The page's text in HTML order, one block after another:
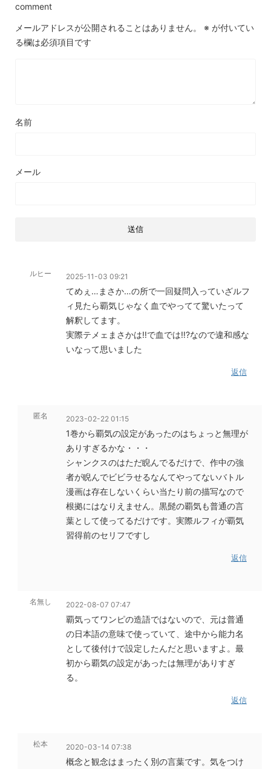
comment
メールアドレスが公開されることはありません。 ※ が付いてい
る欄は必須項目です
名前
メール
ルヒー 2025-11-03 09:21
てめぇ…まさか…の所で一回疑問入っていざルフ
ィ見たら覇気じゃなく血でやってて驚いたって
解釈してます。
実際テメェまさかは‼︎で血では‼︎?なので違和感な
いなって思いました
返信
匿名 2023-02-22 01:15
1巻から覇気の設定があったのはちょっと無理が
ありすぎるかな・・・
シャンクスのはただ睨んでるだけで、作中の強
者が睨んでビビラせるなんてやってないバトル
漫画は存在しないくらい当たり前の描写なので
根拠にはなりえません。黒髭の覇気も普通の言
葉として使ってるだけです。実際ルフィが覇気
習得前のセリフですし
返信
名無し 2022-08-07 07:47
覇気ってワンピの造語ではないので、元は普通
の日本語の意味で使っていて、途中から能力名
として後付けで設定したんだと思いますよ。最
初から覇気の設定があったは無理がありすぎ
る。
返信
松本 2020-03-14 07:38
概念と観念はまったく別の言葉です。気をつけ